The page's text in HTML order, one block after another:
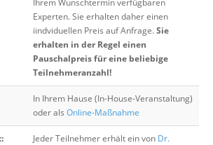
Ihrem Wunschtermin verfügbaren
Experten. Sie erhalten daher einen
iindviduellen Preis auf Anfrage.Sie
erhalten in der Regel einen
Pauschalpreis für eine beliebige
Teilnehmeranzahl!
In Ihrem Hause (In-House-Veranstaltung)
oder als Online-Maßnahme
Jeder Teilnehmer erhält ein von Dr.